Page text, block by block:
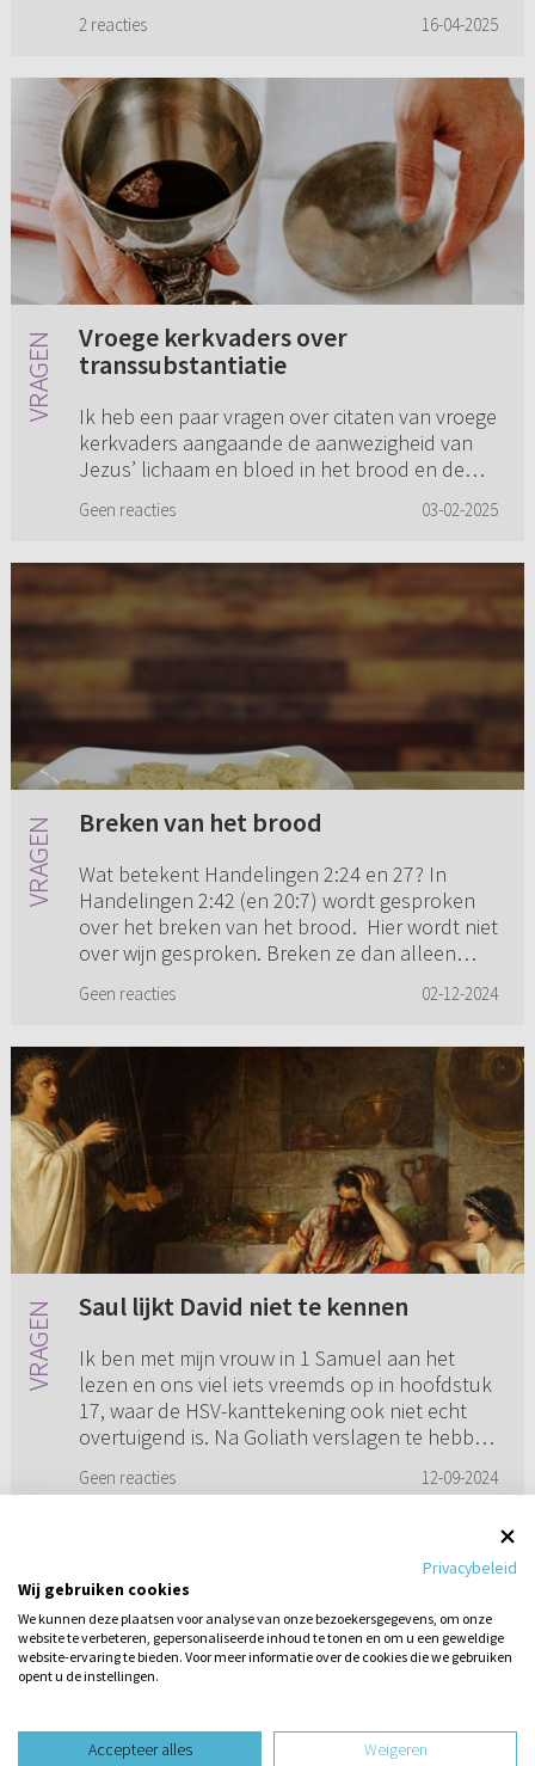
2 reacties 16-04-2025
Vroege kerkvaders over
transsubstantiatie
Ik heb een paar vragen over citaten van vroege
kerkvaders aangaande de aanwezigheid van
Jezus’ lichaam en bloed in het brood en de
wordt bij vragen over dit onde...
Geen reacties 03-02-2025
Breken van het brood
Wat betekent Handelingen 2:24 en 27? In
Handelingen 2:42 (en 20:7) wordt gesproken
over het breken van het brood. Hier wordt niet
over wijn gesproken. Breken ze dan alleen
Geen reacties 02-12-2024
Saul lijkt David niet te kennen
Ik ben met mijn vrouw in 1 Samuel aan het
lezen en ons viel iets vreemds op in hoofdstuk
17, waar de HSV-kanttekening ook niet echt
overtuigend is. Na Goliath verslagen te hebben
Geen reacties 12-09-2024
1 2
design website dooreen vraag
Privacybeleid
Wij gebruiken cookies
We kunnen deze plaatsen voor analyse van onze bezoekersgegevens, om onze
website te verbeteren, gepersonaliseerde inhoud te tonen en om u een geweldige
website-ervaring te bieden. Voor meer informatie over de cookies die we gebruiken
opent u de instellingen.
Accepteer alles Weigeren